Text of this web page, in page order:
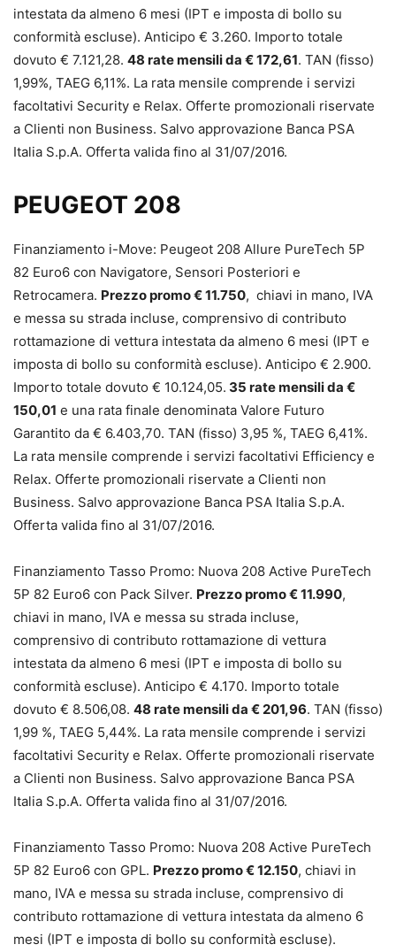
intestata da almeno 6 mesi (IPT e imposta di bollo su
conformità escluse). Anticipo € 3.260. Importo totale
dovuto € 7.121,28. 48 rate mensili da € 172,61. TAN (fisso)
1,99%, TAEG 6,11%. La rata mensile comprende i servizi
facoltativi Security e Relax. Offerte promozionali riservate
a Clienti non Business. Salvo approvazione Banca PSA
Italia S.p.A. Offerta valida fino al 31/07/2016.
PEUGEOT 208
Finanziamento i-Move: Peugeot 208 Allure PureTech 5P
82 Euro6 con Navigatore, Sensori Posteriori e
Retrocamera. Prezzo promo € 11.750, chiavi in mano, IVA
e messa su strada incluse, comprensivo di contributo
rottamazione di vettura intestata da almeno 6 mesi (IPT e
imposta di bollo su conformità escluse). Anticipo € 2.900.
Importo totale dovuto € 10.124,05. 35 rate mensili da €
150,01 e una rata finale denominata Valore Futuro
Garantito da € 6.403,70. TAN (fisso) 3,95 %, TAEG 6,41%.
La rata mensile comprende i servizi facoltativi Efficiency e
Relax. Offerte promozionali riservate a Clienti non
Business. Salvo approvazione Banca PSA Italia S.p.A.
Offerta valida fino al 31/07/2016.
Finanziamento Tasso Promo: Nuova 208 Active PureTech
5P 82 Euro6 con Pack Silver. Prezzo promo € 11.990,
chiavi in mano, IVA e messa su strada incluse,
comprensivo di contributo rottamazione di vettura
intestata da almeno 6 mesi (IPT e imposta di bollo su
conformità escluse). Anticipo € 4.170. Importo totale
dovuto € 8.506,08. 48 rate mensili da € 201,96. TAN (fisso)
1,99 %, TAEG 5,44%. La rata mensile comprende i servizi
facoltativi Security e Relax. Offerte promozionali riservate
a Clienti non Business. Salvo approvazione Banca PSA
Italia S.p.A. Offerta valida fino al 31/07/2016.
Finanziamento Tasso Promo: Nuova 208 Active PureTech
5P 82 Euro6 con GPL. Prezzo promo € 12.150, chiavi in
mano, IVA e messa su strada incluse, comprensivo di
contributo rottamazione di vettura intestata da almeno 6
mesi (IPT e imposta di bollo su conformità escluse).